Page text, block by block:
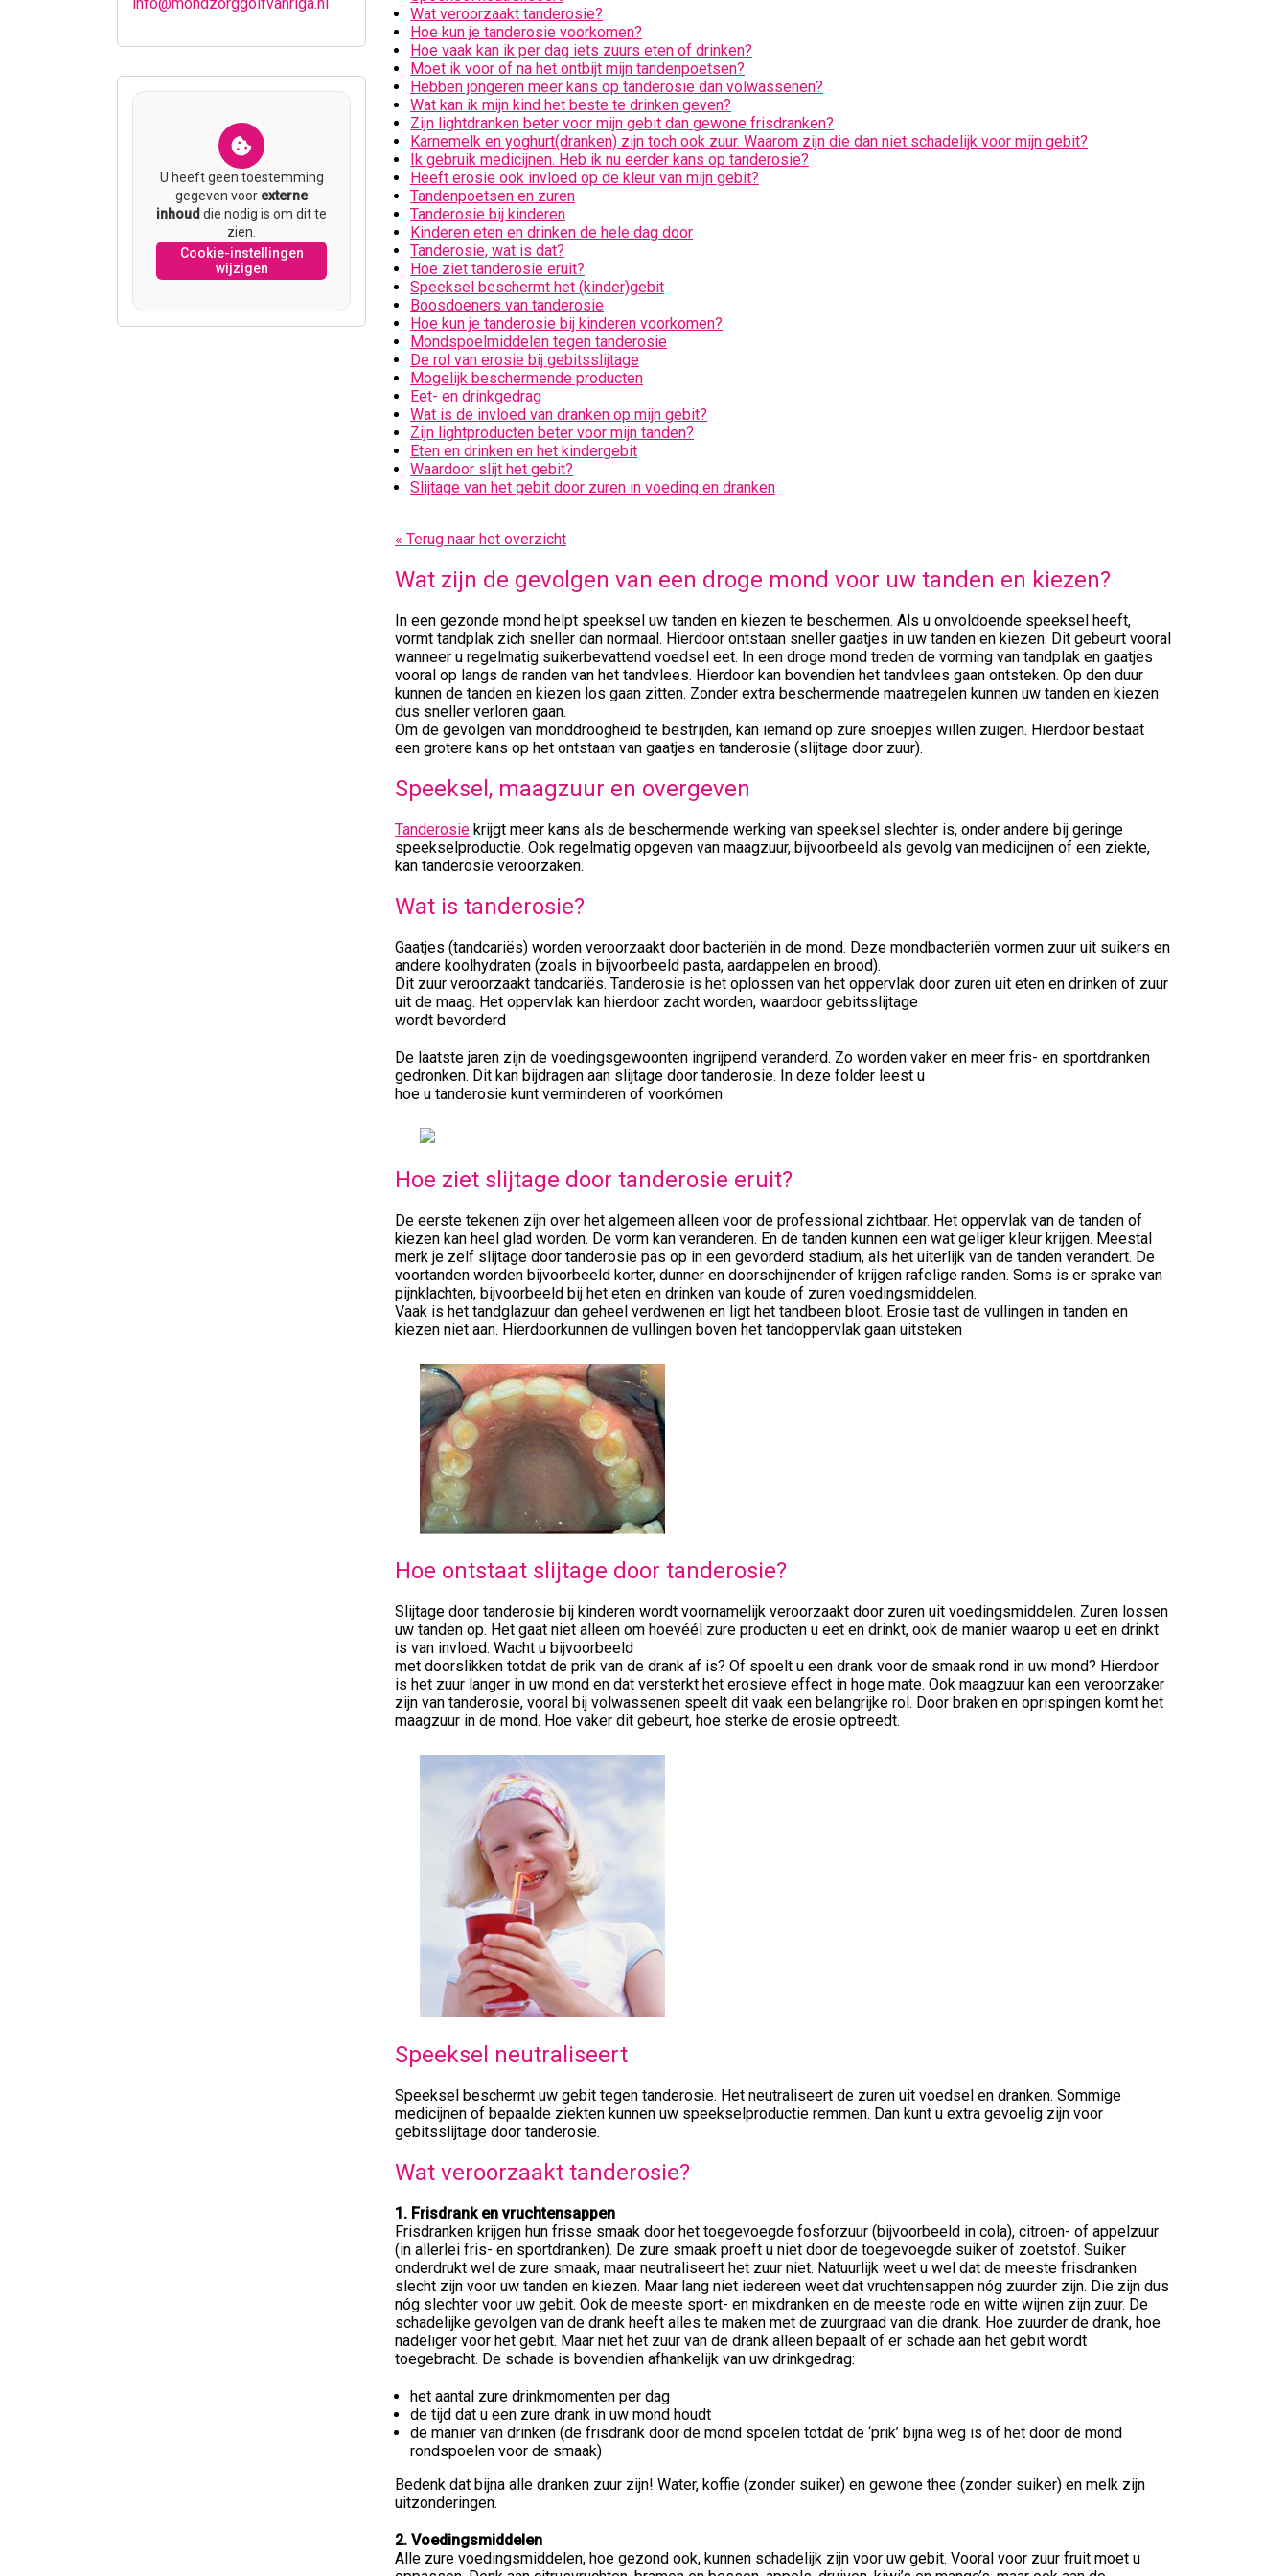
Wat veroorzaakt tanderosie?
Hoe kun je tanderosie voorkomen?
Hoe vaak kan ik per dag iets zuurs eten of drinken?
Moet ik voor of na het ontbijt mijn tandenpoetsen?
Hebben jongeren meer kans op tanderosie dan volwassenen?
Wat kan ik mijn kind het beste te drinken geven?
Zijn lightdranken beter voor mijn gebit dan gewone frisdranken?
Karnemelk en yoghurt(dranken) zijn toch ook zuur. Waarom zijn die dan niet schadelijk voor mijn gebit?
Ik gebruik medicijnen. Heb ik nu eerder kans op tanderosie?
Heeft erosie ook invloed op de kleur van mijn gebit?
Tandenpoetsen en zuren
Tanderosie bij kinderen
Kinderen eten en drinken de hele dag door
Tanderosie, wat is dat?
Hoe ziet tanderosie eruit?
Speeksel beschermt het (kinder)gebit
Boosdoeners van tanderosie
Hoe kun je tanderosie bij kinderen voorkomen?
Mondspoelmiddelen tegen tanderosie
De rol van erosie bij gebitsslijtage
Mogelijk beschermende producten
Eet- en drinkgedrag
Wat is de invloed van dranken op mijn gebit?
Zijn lightproducten beter voor mijn tanden?
Eten en drinken en het kindergebit
Waardoor slijt het gebit?
Slijtage van het gebit door zuren in voeding en dranken
« Terug naar het overzicht
Wat zijn de gevolgen van een droge mond voor uw tanden en kiezen?
In een gezonde mond helpt speeksel uw tanden en kiezen te beschermen. Als u onvoldoende speeksel heeft,
vormt tandplak zich sneller dan normaal. Hierdoor ontstaan sneller gaatjes in uw tanden en kiezen. Dit gebeurt vooral
wanneer u regelmatig suikerbevattend voedsel eet. In een droge mond treden de vorming van tandplak en gaatjes
vooral op langs de randen van het tandvlees. Hierdoor kan bovendien het tandvlees gaan ontsteken. Op den duur
kunnen de tanden en kiezen los gaan zitten. Zonder extra beschermende maatregelen kunnen uw tanden en kiezen
dus sneller verloren gaan.
Om de gevolgen van monddroogheid te bestrijden, kan iemand op zure snoepjes willen zuigen. Hierdoor bestaat
een grotere kans op het ontstaan van gaatjes en tanderosie (slijtage door zuur).
Speeksel, maagzuur en overgeven
Tanderosie krijgt meer kans als de beschermende werking van speeksel slechter is, onder andere bij geringe
speekselproductie. Ook regelmatig opgeven van maagzuur, bijvoorbeeld als gevolg van medicijnen of een ziekte,
kan tanderosie veroorzaken.
Wat is tanderosie?
Gaatjes (tandcariës) worden veroorzaakt door bacteriën in de mond. Deze mondbacteriën vormen zuur uit suikers en
andere koolhydraten (zoals in bijvoorbeeld pasta, aardappelen en brood).
Dit zuur veroorzaakt tandcariës. Tanderosie is het oplossen van het oppervlak door zuren uit eten en drinken of zuur
uit de maag. Het oppervlak kan hierdoor zacht worden, waardoor gebitsslijtage
wordt bevorderd
De laatste jaren zijn de voedingsgewoonten ingrijpend veranderd. Zo worden vaker en meer fris- en sportdranken
gedronken. Dit kan bijdragen aan slijtage door tanderosie. In deze folder leest u
hoe u tanderosie kunt verminderen of voorkómen
Hoe ziet slijtage door tanderosie eruit?
De eerste tekenen zijn over het algemeen alleen voor de professional zichtbaar. Het oppervlak van de tanden of
kiezen kan heel glad worden. De vorm kan veranderen. En de tanden kunnen een wat geliger kleur krijgen. Meestal
merk je zelf slijtage door tanderosie pas op in een gevorderd stadium, als het uiterlijk van de tanden verandert. De
voortanden worden bijvoorbeeld korter, dunner en doorschijnender of krijgen rafelige randen. Soms is er sprake van
pijnklachten, bijvoorbeeld bij het eten en drinken van koude of zuren voedingsmiddelen.
Vaak is het tandglazuur dan geheel verdwenen en ligt het tandbeen bloot. Erosie tast de vullingen in tanden en
kiezen niet aan. Hierdoorkunnen de vullingen boven het tandoppervlak gaan uitsteken
Hoe ontstaat slijtage door tanderosie?
Slijtage door tanderosie bij kinderen wordt voornamelijk veroorzaakt door zuren uit voedingsmiddelen. Zuren lossen
uw tanden op. Het gaat niet alleen om hoevéél zure producten u eet en drinkt, ook de manier waarop u eet en drinkt
is van invloed. Wacht u bijvoorbeeld
met doorslikken totdat de prik van de drank af is? Of spoelt u een drank voor de smaak rond in uw mond? Hierdoor
is het zuur langer in uw mond en dat versterkt het erosieve effect in hoge mate. Ook maagzuur kan een veroorzaker
zijn van tanderosie, vooral bij volwassenen speelt dit vaak een belangrijke rol. Door braken en oprispingen komt het
maagzuur in de mond. Hoe vaker dit gebeurt, hoe sterke de erosie optreedt.
Speeksel neutraliseert
Speeksel beschermt uw gebit tegen tanderosie. Het neutraliseert de zuren uit voedsel en dranken. Sommige
medicijnen of bepaalde ziekten kunnen uw speekselproductie remmen. Dan kunt u extra gevoelig zijn voor
gebitsslijtage door tanderosie.
Wat veroorzaakt tanderosie?
1. Frisdrank en vruchtensappen
Frisdranken krijgen hun frisse smaak door het toegevoegde fosforzuur (bijvoorbeeld in cola), citroen- of appelzuur
(in allerlei fris- en sportdranken). De zure smaak proeft u niet door de toegevoegde suiker of zoetstof. Suiker
onderdrukt wel de zure smaak, maar neutraliseert het zuur niet. Natuurlijk weet u wel dat de meeste frisdranken
slecht zijn voor uw tanden en kiezen. Maar lang niet iedereen weet dat vruchtensappen nóg zuurder zijn. Die zijn dus
nóg slechter voor uw gebit. Ook de meeste sport- en mixdranken en de meeste rode en witte wijnen zijn zuur. De
schadelijke gevolgen van de drank heeft alles te maken met de zuurgraad van die drank. Hoe zuurder de drank, hoe
nadeliger voor het gebit. Maar niet het zuur van de drank alleen bepaalt of er schade aan het gebit wordt
toegebracht. De schade is bovendien afhankelijk van uw drinkgedrag:
het aantal zure drinkmomenten per dag
de tijd dat u een zure drank in uw mond houdt
de manier van drinken (de frisdrank door de mond spoelen totdat de ‘prik’ bijna weg is of het door de mond
rondspoelen voor de smaak)
Bedenk dat bijna alle dranken zuur zijn! Water, koffie (zonder suiker) en gewone thee (zonder suiker) en melk zijn
uitzonderingen.
2. Voedingsmiddelen
Alle zure voedingsmiddelen, hoe gezond ook, kunnen schadelijk zijn voor uw gebit. Vooral voor zuur fruit moet u
U heeft geen toestemming
gegeven voor externe
inhoud die nodig is om dit te
zien.
Cookie-instellingen
wijzigen